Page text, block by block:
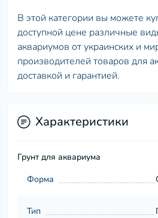
В этой категории вы можете
доступной цене различные
аквариумов от украинских и
производителей товаров для
доставкой и гарантией.
Характеристики
Грунт для аквариума
Форма
Тип